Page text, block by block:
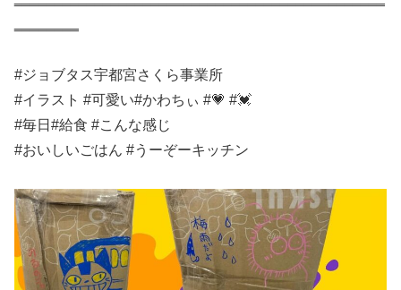
#ジョブタス宇都宮さくら事業所
#イラスト #可愛い#かわちぃ #💗 #💓
#毎日#給食 #こんな感じ
#おいしいごはん #うーぞーキッチン